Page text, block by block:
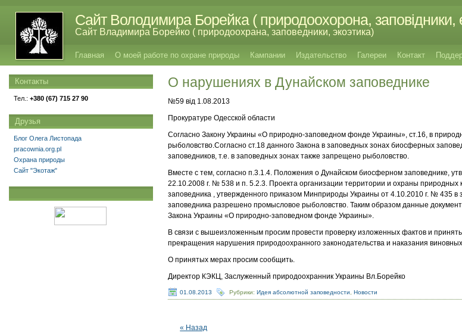
Сайт Володимира Борейка ( природоохорона, заповідники,
Сайт Владимира Борейко ( природоохрана, заповедники, экоэтика)
Главная О моей работе по охране природы Кампании Издательство Галереи Контакт
О нарушениях в Дунайском заповеднике
№59 від 1.08.2013
Прокуратуре Одесской области
Согласно Закону Украины «О природно-заповедном фонде Украины», ст.16, в
рыболовство.Согласно ст.18 данного Закона в заповедных зонах биосферных
заповедников, т.е. в заповедных зонах также запрещено рыболовство.
Вместе с тем, согласно п.3.1.4. Положения о Дунайском биосферном заповеднике,
22.10.2008 г. № 538 и п. 5.2.3. Проекта организации территории и охраны природных
заповедника , утвержденного приказом Минприроды Украины от 4.10.2010 г. № 435 в
заповедника разрешено промысловое рыболовство. Таким образом данные
Закона Украины «О природно-заповедном фонде Украины».
В связи с вышеизложенным просим провести проверку изложенных фактов и
прекращения нарушения природоохранного законодательства и наказания
О принятых мерах просим сообщить.
Директор КЭКЦ, Заслуженный природоохранник Украины Вл.Борейко
01.08.2013 Рубрики:Идея абсолютной заповедности ,Новости
« Назад
Контакты
Тел.: +380 (67) 715 27 90
Друзья
Блог Олега Листопада
pracownia.org.pl
Охрана природы
Сайт "Экотаж"